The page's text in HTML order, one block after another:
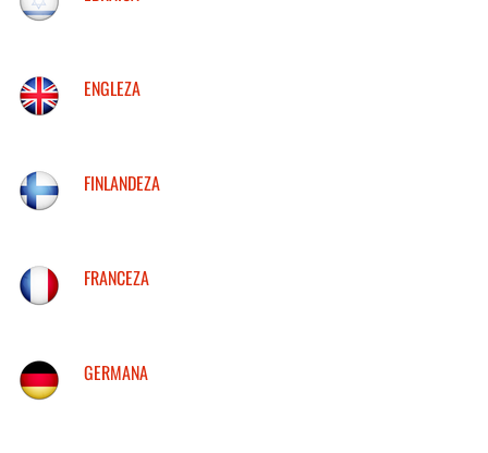
ENGLEZA
FINLANDEZA
FRANCEZA
GERMANA